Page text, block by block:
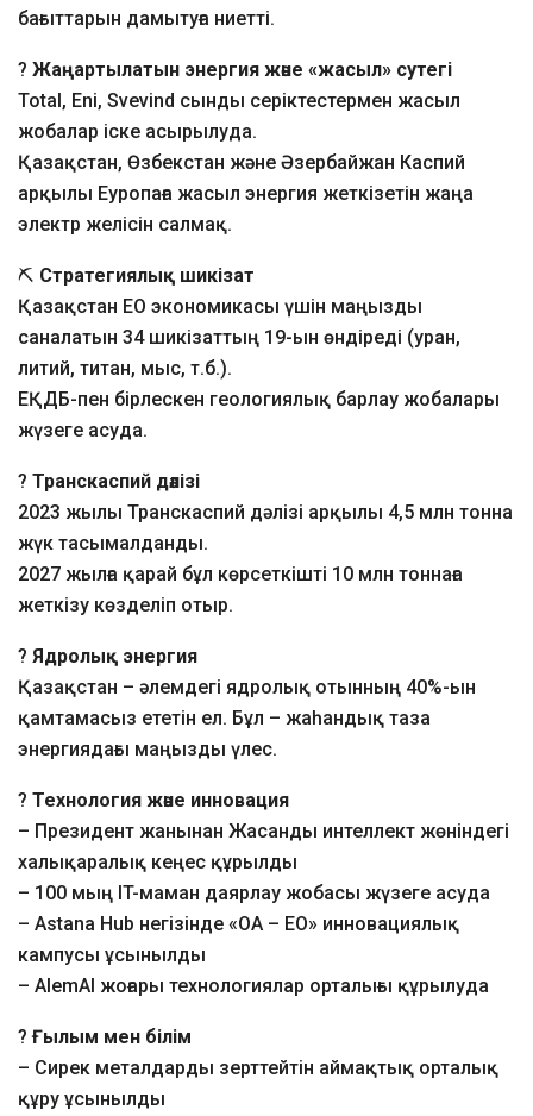
бағыттарын дамытуға ниетті.
? Жаңартылатын энергия және «жасыл» сутегі
Total, Eni, Svevind сынды серіктестермен жасыл
жобалар іске асырылуда.
Қазақстан, Өзбекстан және Әзербайжан Каспий
арқылы Еуропаға жасыл энергия жеткізетін жаңа
электр желісін салмақ.
⛏ Стратегиялық шикізат
Қазақстан ЕО экономикасы үшін маңызды
саналатын 34 шикізаттың 19-ын өндіреді (уран,
литий, титан, мыс, т.б.).
ЕҚДБ-пен бірлескен геологиялық барлау жобалары
жүзеге асуда.
? Транскаспий дәлізі
2023 жылы Транскаспий дәлізі арқылы 4,5 млн тонна
жүк тасымалданды.
2027 жылға қарай бұл көрсеткішті 10 млн тоннаға
жеткізу көзделіп отыр.
? Ядролық энергия
Қазақстан – әлемдегі ядролық отынның 40%-ын
қамтамасыз ететін ел. Бұл – жаһандық таза
энергиядағы маңызды үлес.
? Технология және инновация
– Президент жанынан Жасанды интеллект жөніндегі
халықаралық кеңес құрылды
– 100 мың IT-маман даярлау жобасы жүзеге асуда
– Astana Hub негізінде «ОА – ЕО» инновациялық
кампусы ұсынылды
– AlemAI жоғары технологиялар орталығы құрылуда
?Ғылым мен білім
– Сирек металдарды зерттейтін аймақтық орталық
құру ұсынылды